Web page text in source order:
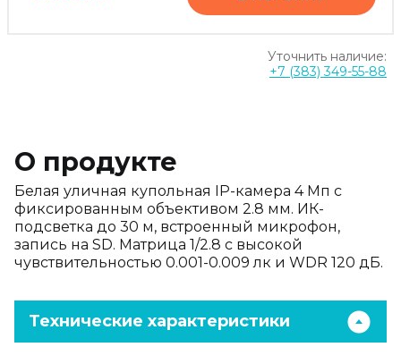
Уточнить наличие:
+7 (383) 349-55-88
О продукте
Белая уличная купольная IP-камера 4 Мп с
фиксированным объективом 2.8 мм. ИК-
подсветка до 30 м, встроенный микрофон,
запись на SD. Матрица 1/2.8 с высокой
чувствительностью 0.001-0.009 лк и WDR 120 дБ.
Технические характеристики